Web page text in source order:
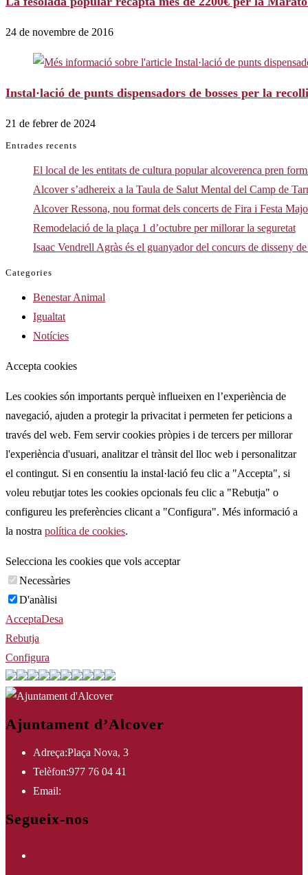
24 de novembre de 2016
Instal·lació de punts dispensadors de bosses per la
21 de febrer de 2024
Entrades recents
El local de les entitats de cultura popular alcoverenca pren
Alcover s’adhereix a la Taula de Salut Mental del Camp de
Alcover Ressona, nou format dels concerts de Fira i Festa
Remodelació de la plaça 1 d’octubre per millorar la seguretat
Isaac Vendrell Agràs és el guanyador del concurs de disseny
Categories
Benestar Animal
Igualtat
Notícies
Accepta cookies
Les cookies són importants perquè influeixen en l’experiència de
navegació, ajuden a protegir la privacitat i permeten fer peticions a
través del web. Fem servir cookies pròpies i de tercers per millorar
l'experiència d'usuari, analitzar el trànsit del lloc web i personalitzar
el contingut. Si en consentiu la instal·lació feu clic a "Accepta", si
voleu rebutjar totes les cookies opcionals feu clic a "Rebutja" o
configureu les preferències clicant a "Configura". Més informació a
la nostra política de cookies.
Selecciona les cookies que vols acceptar
Necessàries
D'anàlisi
AcceptaDesa
Rebutja
Configura
Ajuntament d’Alcover
Adreça:Plaça Nova, 3
Telèfon:977 76 04 41
Email:
Segueix-nos